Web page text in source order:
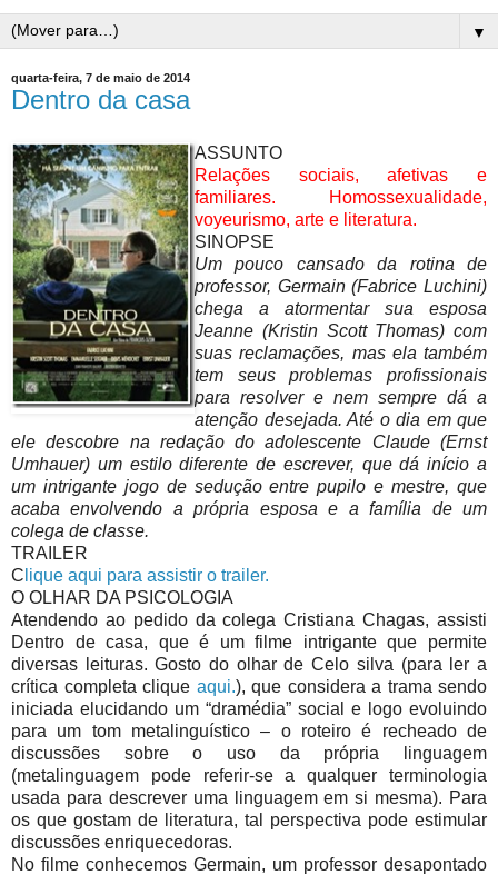
▼
quarta-feira, 7 de maio de 2014
Dentro da casa
ASSUNTO
Relações sociais, afetivas e
familiares. Homossexualidade,
voyeurismo, arte e literatura.
SINOPSE
Um pouco cansado da rotina de
professor, Germain (Fabrice Luchini)
chega a atormentar sua esposa
Jeanne (Kristin Scott Thomas) com
suas reclamações, mas ela também
tem seus problemas profissionais
para resolver e nem sempre dá a
atenção desejada. Até o dia em que
ele descobre na redação do adolescente Claude (Ernst
Umhauer) um estilo diferente de escrever, que dá início a
um intrigante jogo de sedução entre pupilo e mestre, que
acaba envolvendo a própria esposa e a família de um
colega de classe.
TRAILER
C lique aqui para assistir o trailer.
O OLHAR DA PSICOLOGIA
Atendendo ao pedido da colega Cristiana Chagas, assisti
Dentro de casa, que é um filme intrigante que permite
diversas leituras. Gosto do olhar de Celo silva (para ler a
crítica completa clique aqui.), que considera a trama sendo
iniciada elucidando um “dramédia” social e logo evoluindo
para um tom metalinguístico – o roteiro é recheado de
discussões sobre o uso da própria linguagem
(metalinguagem pode referir-se a qualquer terminologia
usada para descrever uma linguagem em si mesma). Para
os que gostam de literatura, tal perspectiva pode estimular
discussões enriquecedoras.
No filme conhecemos Germain, um professor desapontado